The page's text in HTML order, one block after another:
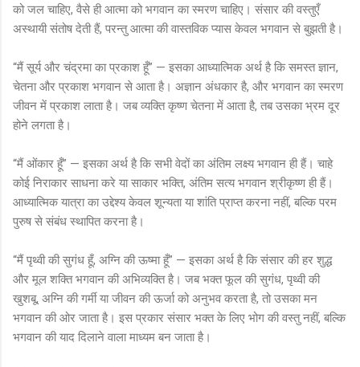
को जल चाहिए, वैसे ही आत्मा को भगवान का स्मरण चाहिए। संसार की वस्तुएँ
अस्थायी संतोष देती हैं, परन्तु आत्मा की वास्तविक प्यास केवल भगवान से बुझती है।
“मैं सूर्य और चंद्रमा का प्रकाश हूँ” — इसका आध्यात्मिक अर्थ है कि समस्त ज्ञान,
चेतना और प्रकाश भगवान से आता है। अज्ञान अंधकार है, और भगवान का स्मरण
जीवन में प्रकाश लाता है। जब व्यक्ति कृष्ण चेतना में आता है, तब उसका भ्रम दूर
होने लगता है।
“मैं ओंकार हूँ” — इसका अर्थ है कि सभी वेदों का अंतिम लक्ष्य भगवान ही हैं। चाहे
कोई निराकार साधना करे या साकार भक्ति, अंतिम सत्य भगवान श्रीकृष्ण ही हैं।
आध्यात्मिक यात्रा का उद्देश्य केवल शून्यता या शांति प्राप्त करना नहीं, बल्कि परम
पुरुष से संबंध स्थापित करना है।
“मैं पृथ्वी की सुगंध हूँ, अग्नि की ऊष्मा हूँ” — इसका अर्थ है कि संसार की हर शुद्ध
और मूल शक्ति भगवान की अभिव्यक्ति है। जब भक्त फूल की सुगंध, पृथ्वी की
खुशबू, अग्नि की गर्मी या जीवन की ऊर्जा को अनुभव करता है, तो उसका मन
भगवान की ओर जाता है। इस प्रकार संसार भक्त के लिए भोग की वस्तु नहीं, बल्कि
भगवान की याद दिलाने वाला माध्यम बन जाता है।